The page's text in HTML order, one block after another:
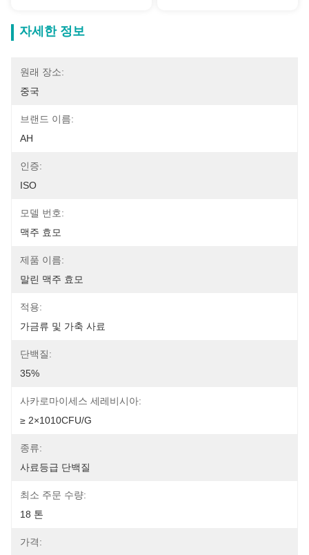
자세한 정보
원래 장소:
중국
브랜드 이름:
AH
인증:
ISO
모델 번호:
맥주 효모
제품 이름:
말린 맥주 효모
적용:
가금류 및 가축 사료
단백질:
35%
사카로마이세스 세레비시아:
≥ 2×1010CFU/g
종류:
사료등급 단백질
최소 주문 수량:
18 톤
가격: